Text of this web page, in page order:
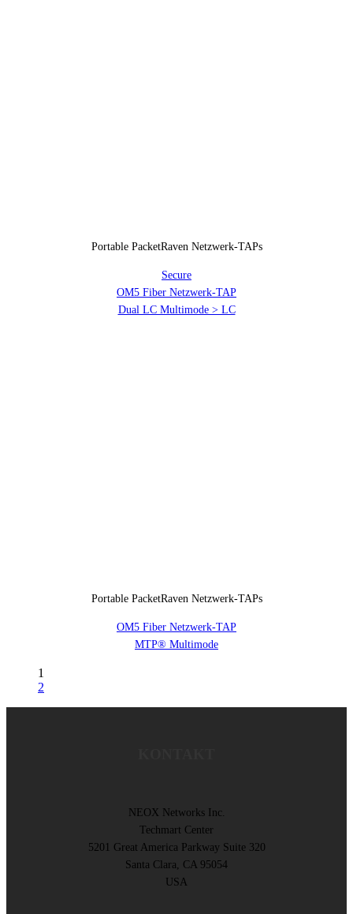
Portable PacketRaven Netzwerk-TAPs
Secure
OM5 Fiber Netzwerk-TAP
Dual LC Multimode > LC
Portable PacketRaven Netzwerk-TAPs
OM5 Fiber Netzwerk-TAP
MTP® Multimode
1
2
NEOX Networks Inc.
Techmart Center
5201 Great America Parkway Suite 320
Santa Clara, CA 95054
USA